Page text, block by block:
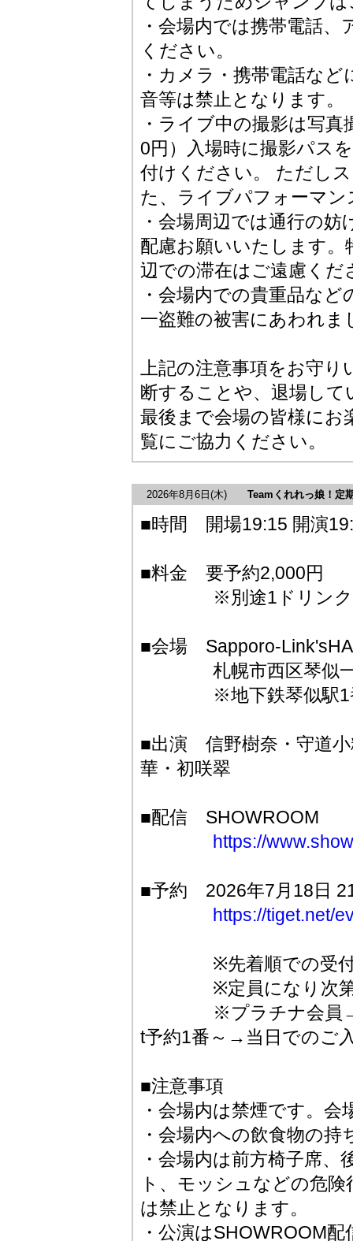
・会場内では携帯電話
ください。
・カメラ・携帯電話な
音等は禁止となります。
・ライブ中の撮影は写
0円）入場時に撮影パス
付けください。 ただし
た、ライブパフォーマ
・会場周辺では通行の
配慮お願いいたします。
辺での滞在はご遠慮くだ
・会場内での貴重品な
一盗難の被害にあわれ
上記の注意事項をお守
断することや、退場し
最後まで会場の皆様にお
覧にご協力ください。
2026年8月6日 (木) Teamくれれっ娘！定
■時間 開場19:15 開演
■料金 要予約2,000円
※別途1ドリンク
■会場 Sapporo-
札幌市西区琴似一
※地下鉄琴似駅1番
■出演 信野樹奈・守道小
華・初咲翠
■配信 SHOWROOM
https://
■予約 2026年7月18日
https://tiget.net/
※先着順での受付
※定員になり次第受
※プラチナ会員→ゴ
t予約1番～→当日でのご
■注意事項
・会場内は禁煙です。
・会場内への飲食物の
・会場内は前方椅子席
ト、モッシュなどの危
は禁止となります。
・公演はSHOWROOM